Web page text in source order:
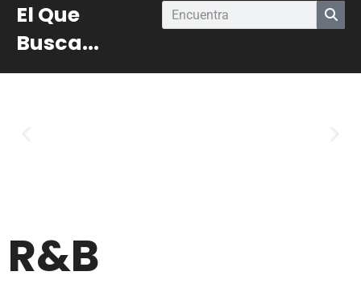
El Que
Busca...
R&B